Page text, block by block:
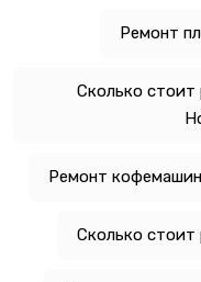
Ремонт
Сколько стоит
Ремонт
Сколько стоит